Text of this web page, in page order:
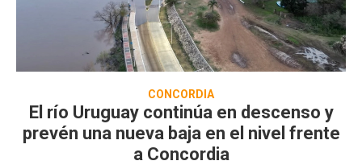
CONCORDIA
El río Uruguay continúa en descenso y
prevén una nueva baja en el nivel frente
a Concordia